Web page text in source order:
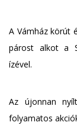
A Vámház körút
párost alkot a
ízével.
Az újonnan
folyamatos